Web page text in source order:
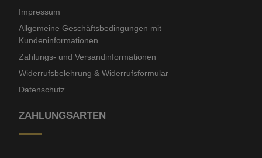
Impressum
Allgemeine Geschäftsbedingungen mit
Kundeninformationen
Zahlungs- und Versandinformationen
Widerrufsbelehrung & Widerrufsformular
Datenschutz
ZAHLUNGSARTEN